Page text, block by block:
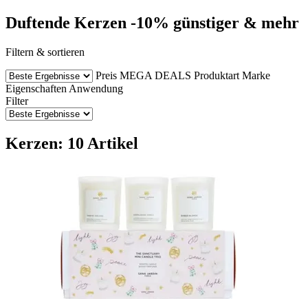
Duftende Kerzen -10% günstiger & mehr
Filtern & sortieren
Preis MEGA DEALS Produktart Marke
Eigenschaften Anwendung
Filter
Kerzen: 10 Artikel